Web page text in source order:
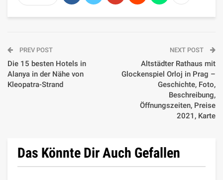
PREV POST
Die 15 besten Hotels in
Alanya in der Nähe von
Kleopatra-Strand
NEXT POST
Altstädter Rathaus mit
Glockenspiel Orloj in Prag –
Geschichte, Foto,
Beschreibung,
Öffnungszeiten, Preise
2021, Karte
Das Könnte Dir Auch Gefallen